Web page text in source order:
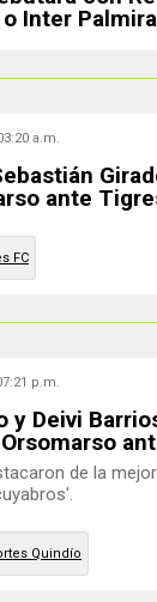
Inter
a.m.
ante
FC
p.m.
y Deivi
de la
Quindío